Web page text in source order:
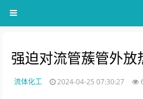
强迫对流管蔟管外放
流体化工 2024-04-25 07:30:27